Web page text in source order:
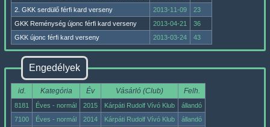
2. GKK serdülő férfi kard verseny
2013-11-09
23
GKK Reménység újonc férfi kard verseny
2013-04-21
36
GKK újonc férfi kard verseny
2013-03-24 43
Engedélyek
id. Kategória Év Vásárló (Club) Felh.
8181 Éves - normál 2015 Kárpáti Rudolf Vívó Klub
állandó
7100
Éves - normál 2014 Kárpáti Rudolf Vívó Klub állandó